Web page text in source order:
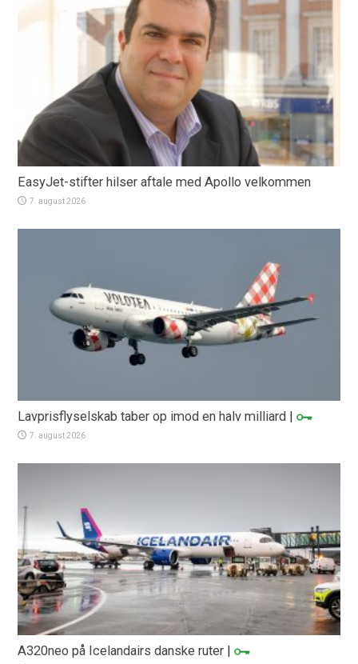
EasyJet-stifter hilser aftale med Apollo velkommen
7. august 2026
Lavprisflyselskab taber op imod en halv milliard |
7. august 2026
A320neo på Icelandairs danske ruter |